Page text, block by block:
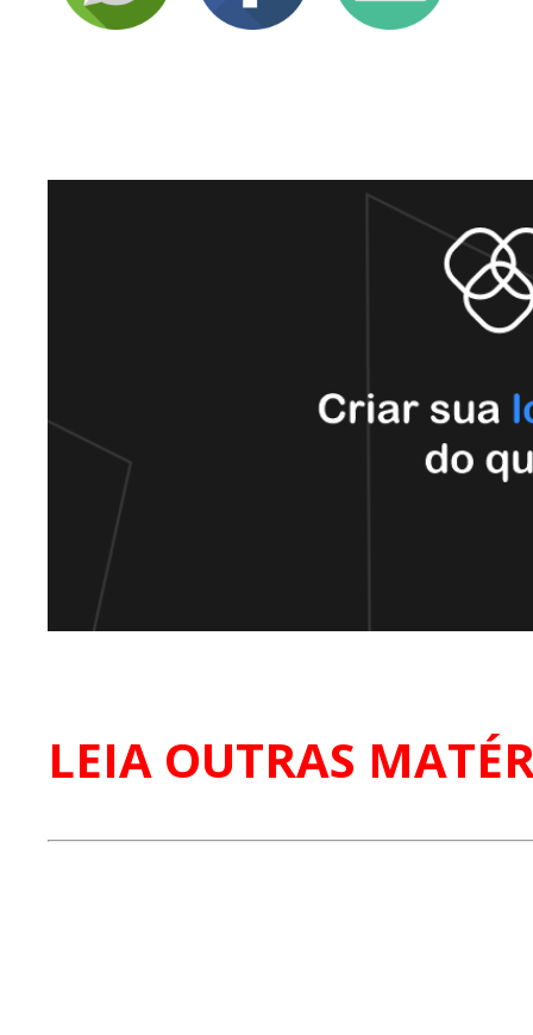
LEIA OUTRAS